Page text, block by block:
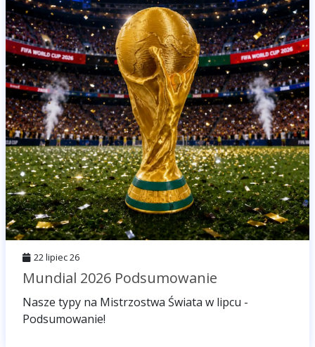
22 lipiec 26
Mundial 2026 Podsumowanie
Nasze typy na Mistrzostwa Świata w lipcu -
Podsumowanie!